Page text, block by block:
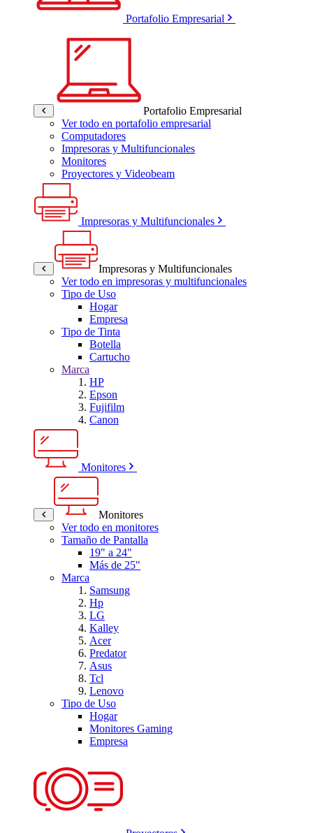
Portafolio Empresarial
Portafolio Empresarial
Ver todo en portafolio empresarial
Computadores
Impresoras y Multifuncionales
Monitores
Proyectores y Videobeam
Impresoras y Multifuncionales
Impresoras y Multifuncionales
Ver todo en impresoras y multifuncionales
Tipo de Uso
Hogar
Empresa
Tipo de Tinta
Botella
Cartucho
Marca
HP
Epson
Fujifilm
Canon
Monitores
Monitores
Ver todo en monitores
Tamaño de Pantalla
19" a 24"
Más de 25"
Marca
Samsung
Hp
LG
Kalley
Acer
Predator
Asus
Tcl
Lenovo
Tipo de Uso
Hogar
Monitores Gaming
Empresa